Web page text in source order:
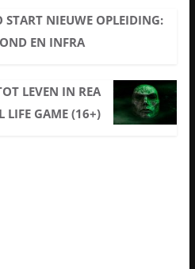
START NIEUWE OPLEIDING:
EN INFRA
LEVEN IN REA
L LIFE GAME (16+)